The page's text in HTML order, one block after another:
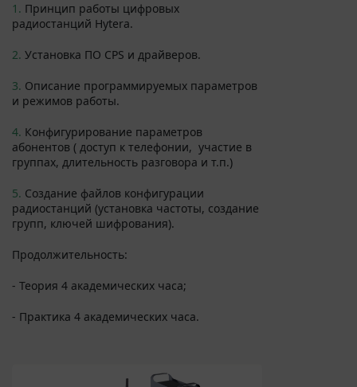
1. Принцип работы цифровых
радиостанций Hytera.
2. Установка ПО CPS и драйверов.
3. Описание программируемых параметров
и режимов работы.
4. Конфигурирование параметров
абонентов ( доступ к телефонии, участие в
группах, длительность разговора и т.п.)
5. Создание файлов конфигурации
радиостанций (установка частоты, создание
групп, ключей шифрования).
Продолжительность:
- Теория 4 академических часа;
- Практика 4 академических часа.